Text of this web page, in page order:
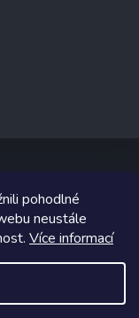
pohodlné
neustále
Více informací
vyhrazena.
Tomáš Hlad